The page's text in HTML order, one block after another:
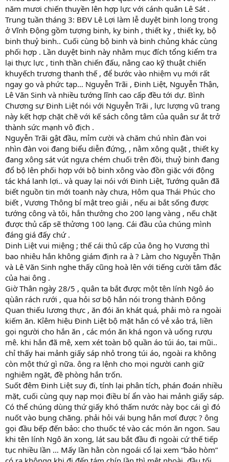
năm mươi chiến thuyền lên hợp lực với cánh quân Lê Sát .
Trung tuần tháng 3: BĐV Lê Lợi làm lễ duyệt binh long trọng
ở Vĩnh Động gồm tượng binh, kỵ binh , thiết kỵ , thiết kỵ, bộ
binh thuỷ binh.. Cuối cùng bộ binh và binh chủng khác cùng
phối hợp . Lần duyệt binh này nhằm mục đích tổng kiểm tra
lại thực lực , tinh thần chiến đấu, nâng cao kỹ thuật chiến
khuyếch trương thanh thế , để bước vào nhiệm vụ mới rất
ngay go và phức tạp… Nguyễn Trãi , Đinh Liệt, Nguyễn Thận,
Lê Văn Sinh và nhiều tướng lĩnh cao cấp đều tới dự. Bình
Chương sự Đinh Liệt nói với Nguyễn Trãi , lực lượng vũ trang
này kết hợp chặt chẽ với kế sách công tâm của quân sư ắt trở
thành sức mạnh vô địch .
Nguyễn Trãi gật đầu, mỉm cười và chăm chú nhìn đàn voi
nhìn đàn voi đang biểu diễn đứng, , nằm xông quật , thiết kỵ
đang xông sát vút ngựa chém chuối trên đồi, thuỷ binh đang
đổ bộ lên phối hợp với bộ binh xông vào đồn giặc với động
tác khá lanh lợi.. và quay lại nói với Đinh Liệt, Tướng quân đã
biết nguồn tin mới toanh này chưa, Hôm qua Thái Phúc cho
biết , Vương Thông bí mật treo giải , nếu ai bắt sống được
tướng công và tôi, hắn thưởng cho 200 lạng vàng , nếu chặt
được thủ cấp sẽ thửơng 100 lạng. Cái đầu của chúng mình
đáng giá đấy chứ .
Dinh Liệt vui miệng ; thế cái thủ cấp của ông họ Vương thì
bao nhiêu hắn không giám định ra à ? Làm cho Nguyễn Thận
và Lê Văn Sinh nghe thấy cũng hoà lên với tiếng cười tâm đắc
của hai ông .
Giờ Thân ngày 28/5 , quân ta bắt được một tên lính Ngô áo
qùân rách rưới , qua hỏi sơ bộ hắn nói trong thành Đông
Quan thiếu lương thực , ăn đói ăn khát quá, phải mò ra ngoài
kiếm ăn. Kỉêm hiệu Đinh Liệt bộ mặt hắn có vẻ xảo trá, liền
gọi người cho hắn ăn , các món ăn khá ngon và uống rượu
mê. khi hắn đã mê, xem xét toàn bộ quần áo túi áo, tai mũi..
chỉ thấy hai mảnh giấy sáp nhỏ trong túi áo, ngoài ra không
còn một thứ gì nữa. ông ra lệnh cho mọi người canh giữ
nghiêm ngặt, đề phòng hắn trốn.
Suốt đêm Đinh Liệt suy đi, tính lại phân tích, phán đoán nhiều
mặt, cuối cùng quy nạp mọi điều bí ẩn vào hai mảnh giấy sáp.
Có thể chúng dùng thứ giấy khó thấm nước này bọc cái gì đó
nuốt vào bụng chăng. phải hỏi vái bụng hắn mơí được ? ông
gọi đầu bếp đến bảo: cho thuốc té vào các món ăn ngon. Sau
khi tên lính Ngô ăn xong, lát sau bắt đầu đi ngoài cứ thế tiếp
tục nhiều lần … Mấy lần hằn còn ngoái cổ lại xem “bảo hòm”